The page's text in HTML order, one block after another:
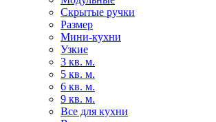
Скрытые ручки
Размер
Мини-кухни
Узкие
3 кв. м.
5 кв. м.
6 кв. м.
9 кв. м.
Все для кухни